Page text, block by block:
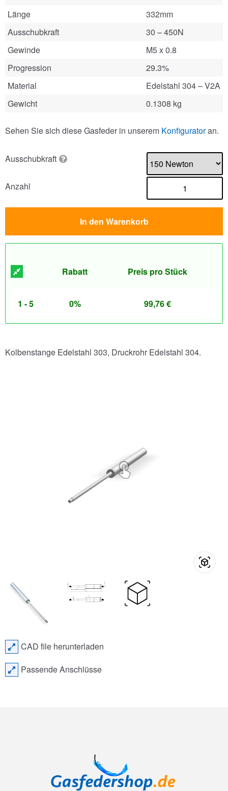
Länge
332mm
Ausschubkraft
30 – 450N
Gewinde
M5 x 0.8
Progression
29.3%
Material
Edelstahl 304 – V2A
Gewicht
0.1308 kg
Sehen Sie sich diese Gasfeder in unserem Konfiguratoran.
Ausschubkraft
Anzahl
In den Warenkorb
Rabatt Preis pro Stück
1 - 5 0% 99,76€
Kolbenstange Edelstahl 303, Druckrohr Edelstahl 304.
CAD file herunterladen
Passende Anschlüsse